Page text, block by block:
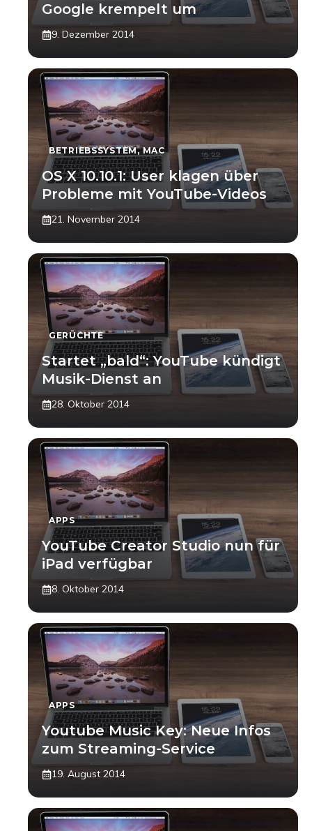
Google krempelt um
9. Dezember 2014
BETRIEBSSYSTEM,MAC
OS X 10.10.1: User klagen über
Probleme mit YouTube-Videos
21. November 2014
GERÜCHTE
Startet „bald“: YouTube kündigt
Musik-Dienst an
28. Oktober 2014
APPS
YouTube Creator Studio nun für
iPad verfügbar
8. Oktober 2014
APPS
Youtube Music Key: Neue Infos
zum Streaming-Service
19. August 2014